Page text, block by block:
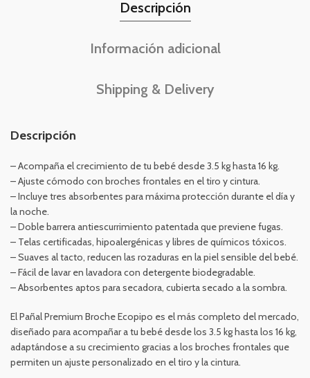
Descripción
Información adicional
Shipping & Delivery
Descripción
– Acompaña el crecimiento de tu bebé desde 3.5 kg hasta 16 kg.
– Ajuste cómodo con broches frontales en el tiro y cintura.
– Incluye tres absorbentes para máxima protección durante el día y
la noche.
– Doble barrera antiescurrimiento patentada que previene fugas.
– Telas certificadas, hipoalergénicas y libres de químicos tóxicos.
– Suaves al tacto, reducen las rozaduras en la piel sensible del bebé.
– Fácil de lavar en lavadora con detergente biodegradable.
– Absorbentes aptos para secadora, cubierta secado a la sombra.
El Pañal Premium Broche Ecopipo es el más completo del mercado,
diseñado para acompañar a tu bebé desde los 3.5 kg hasta los 16 kg,
adaptándose a su crecimiento gracias a los broches frontales que
permiten un ajuste personalizado en el tiro y la cintura.